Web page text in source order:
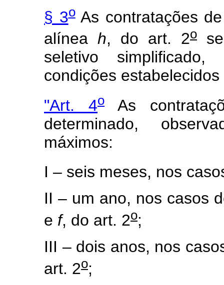
§ 3oAs contratações
alínea h, do art. 2o
seletivo
condições
"Art. 4o As
determinado,
máximos:
I – seis meses, nos
II – um ano, nos casos
e f, do art. 2o;
III – dois anos, nos
art. 2o;